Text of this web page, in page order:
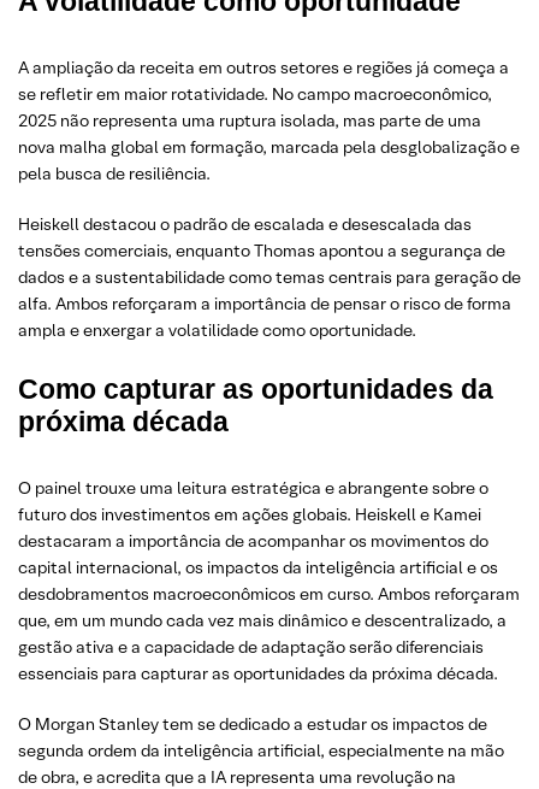
A ampliação da receita em outros setores e regiões já começa a
se refletir em maior rotatividade. No campo macroeconômico,
2025 não representa uma ruptura isolada, mas parte de uma
nova malha global em formação, marcada pela desglobalização e
pela busca de resiliência.
Heiskell destacou o padrão de escalada e desescalada das
tensões comerciais, enquanto Thomas apontou a segurança de
dados e a sustentabilidade como temas centrais para geração de
alfa. Ambos reforçaram a importância de pensar o risco de forma
ampla e enxergar a volatilidade como oportunidade.
Como capturar as oportunidades da
próxima década
O painel trouxe uma leitura estratégica e abrangente sobre o
futuro dos investimentos em ações globais. Heiskell e Kamei
destacaram a importância de acompanhar os movimentos do
capital internacional, os impactos da inteligência artificial e os
desdobramentos macroeconômicos em curso. Ambos reforçaram
que, em um mundo cada vez mais dinâmico e descentralizado, a
gestão ativa e a capacidade de adaptação serão diferenciais
essenciais para capturar as oportunidades da próxima década.
O Morgan Stanley tem se dedicado a estudar os impactos de
segunda ordem da inteligência artificial, especialmente na mão
de obra, e acredita que a IA representa uma revolução na